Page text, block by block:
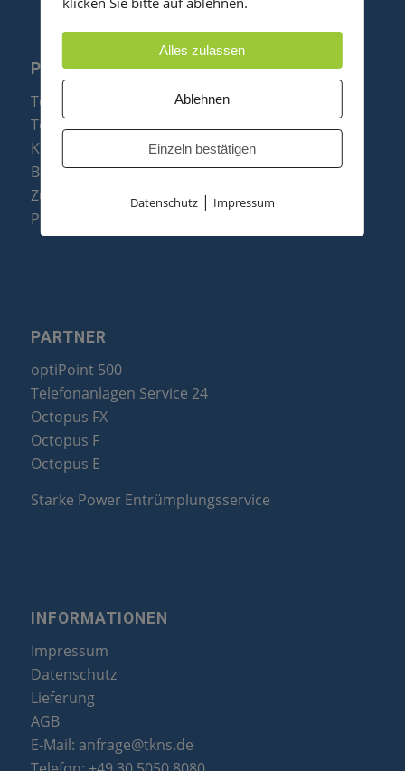
PRODUKTE
Telefonanlagen
Telefone
Konftel Konferenztelefone
Baugruppen
Zubehör & Ersatzteile
Produktzusammenfassung
PARTNER
optiPoint 500
Telefonanlagen Service 24
Octopus FX
Octopus F
Octopus E
Starke Power Entrümplungsservice
INFORMATIONEN
Impressum
Datenschutz
Lieferung
AGB
E-Mail: anfrage@tkns.de
Alles zulassen
Ablehnen
Einzeln bestätigen
Datenschutz| Impressum